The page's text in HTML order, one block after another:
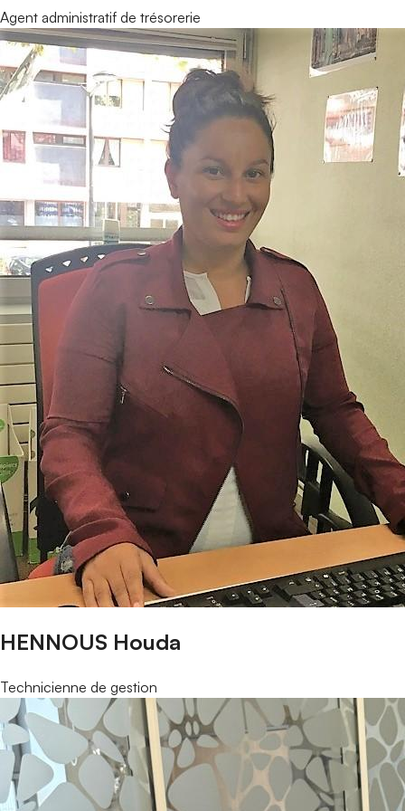
Agent administratif de trésorerie
HENNOUS Houda
Technicienne de gestion